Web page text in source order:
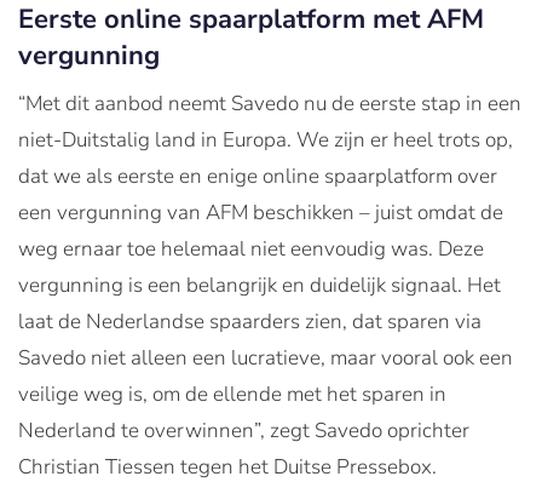
Eerste online spaarplatform met AFM
vergunning
“Met dit aanbod neemt Savedo nu de eerste stap in een
niet-Duitstalig land in Europa. We zijn er heel trots op,
dat we als eerste en enige online spaarplatform over
een vergunning van AFM beschikken – juist omdat de
weg ernaar toe helemaal niet eenvoudig was. Deze
vergunning is een belangrijk en duidelijk signaal. Het
laat de Nederlandse spaarders zien, dat sparen via
Savedo niet alleen een lucratieve, maar vooral ook een
veilige weg is, om de ellende met het sparen in
Nederland te overwinnen”, zegt Savedo oprichter
Christian Tiessen tegen het Duitse Pressebox.